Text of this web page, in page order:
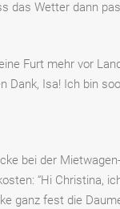
das Wetter dann
Furt mehr vor
Dank, Isa! Ich bin
bei der
: “Hi Christina,
ganz fest die